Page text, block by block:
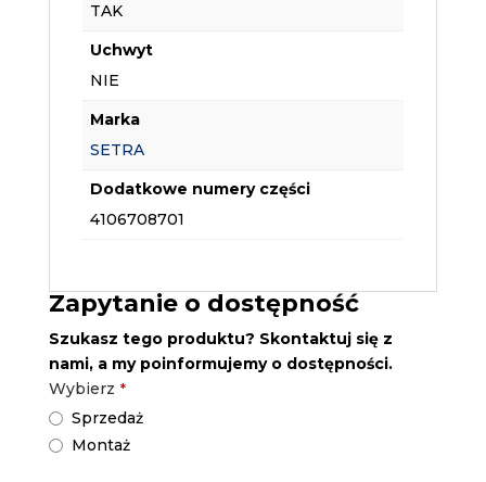
TAK
Uchwyt
NIE
Marka
SETRA
Dodatkowe numery części
4106708701
Zapytanie o dostępność
Szukasz tego produktu? Skontaktuj się z
nami, a my poinformujemy o dostępności.
Wybierz *
Sprzedaż
Montaż